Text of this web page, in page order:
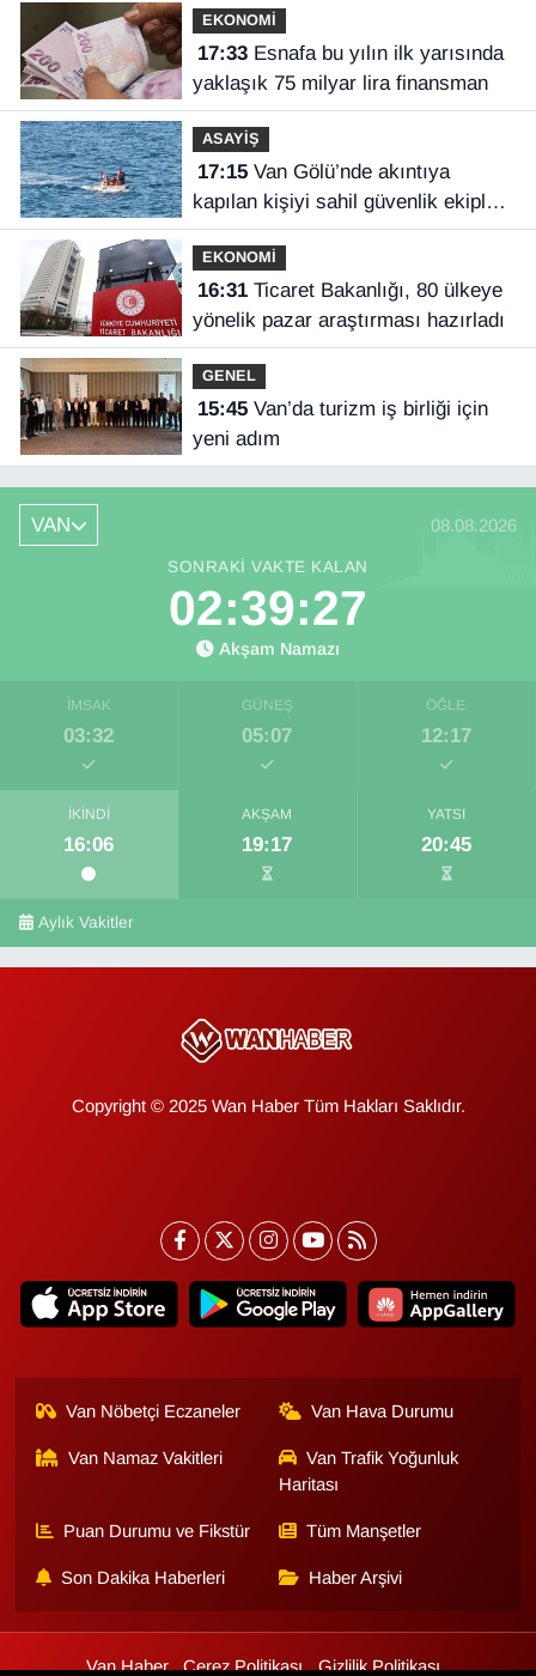
EKONOMİ
17:33Esnafa bu yılın ilk yarısında
yaklaşık 75 milyar lira finansman
ASAYİŞ
17:15Van Gölü’nde akıntıya
kapılan kişiyi sahil güvenlik ekipleri
kurtardı
EKONOMİ
16:31Ticaret Bakanlığı, 80 ülkeye
yönelik pazar araştırması hazırladı
GENEL
15:45Van’da turizm iş birliği için
yeni adım
VAN 08.08.2026
SONRAKI VAKTE KALAN
02:39:26
Akşam Namazı
İMSAK
03:32
GÜNEŞ
05:07
ÖĞLE
12:17
İKINDI
16:06
AKŞAM
19:17
YATSI
20:45
Aylık Vakitler
Copyright © 2025 Wan Haber Tüm Hakları Saklıdır.
Van Nöbetçi Eczaneler Van Hava Durumu
Van Namaz Vakitleri
Van Trafik Yoğunluk
Haritası
Puan Durumu ve Fikstür Tüm Manşetler
Son Dakika Haberleri Haber Arşivi
Van Haber Çerez Politikası Gizlilik Politikası